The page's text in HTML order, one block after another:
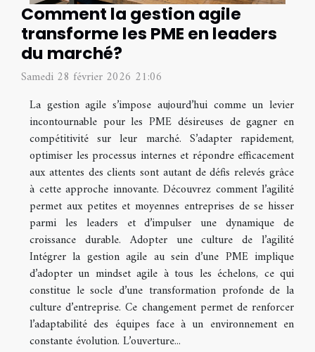
Comment la gestion agile
transforme les PME en leaders
du marché?
Samedi 28 février 2026 21:06
La gestion agile s’impose aujourd’hui comme un levier
incontournable pour les PME désireuses de gagner en
compétitivité sur leur marché. S’adapter rapidement,
optimiser les processus internes et répondre efficacement
aux attentes des clients sont autant de défis relevés grâce
à cette approche innovante. Découvrez comment l’agilité
permet aux petites et moyennes entreprises de se hisser
parmi les leaders et d’impulser une dynamique de
croissance durable. Adopter une culture de l’agilité
Intégrer la gestion agile au sein d’une PME implique
d’adopter un mindset agile à tous les échelons, ce qui
constitue le socle d’une transformation profonde de la
culture d’entreprise. Ce changement permet de renforcer
l’adaptabilité des équipes face à un environnement en
constante évolution. L’ouverture...